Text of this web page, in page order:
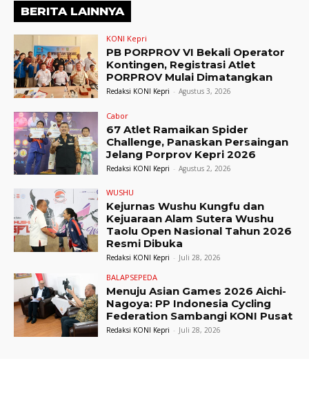
BERITA LAINNYA
KONI Kepri
PB PORPROV VI Bekali Operator
Kontingen, Registrasi Atlet
PORPROV Mulai Dimatangkan
Redaksi KONI Kepri - Agustus 3, 2026
Cabor
67 Atlet Ramaikan Spider
Challenge, Panaskan Persaingan
Jelang Porprov Kepri 2026
Redaksi KONI Kepri - Agustus 2, 2026
WUSHU
Kejurnas Wushu Kungfu dan
Kejuaraan Alam Sutera Wushu
Taolu Open Nasional Tahun 2026
Resmi Dibuka
Redaksi KONI Kepri - Juli 28, 2026
BALAPSEPEDA
Menuju Asian Games 2026 Aichi-
Nagoya: PP Indonesia Cycling
Federation Sambangi KONI Pusat
Redaksi KONI Kepri - Juli 28, 2026